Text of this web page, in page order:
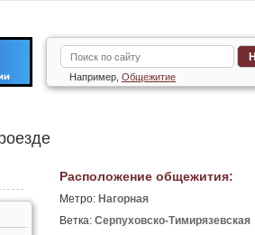
Например, Общежитие
Расположение общежития:
Метро: Нагорная
Ветка: Серпуховско-Тимирязевская